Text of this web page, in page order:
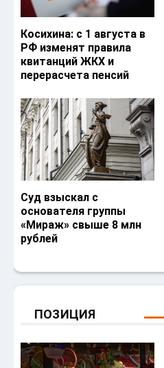
Косихина: с 1 августа в
РФ изменят правила
квитанций ЖКХ и
перерасчета пенсий
Суд взыскал с
основателя группы
«Мираж» свыше 8 млн
рублей
ПОЗИЦИЯ